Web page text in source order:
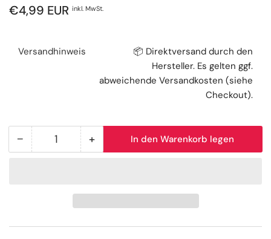
Normaler
€4,99 EUR inkl. MwSt.
Versandhinweis
📦 Direktversand durch den
Hersteller. Es gelten ggf.
abweichende Versandkosten (siehe
Checkout).
− Menge
Anzahl +Menge
In den Warenkorb legen